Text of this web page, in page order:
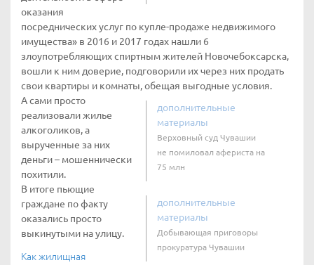
оказания
посреднических услуг по купле-продаже недвижимого
имущества» в 2016 и 2017 годах нашли 6
злоупотребляющих спиртным жителей Новочебоксарска,
вошли к ним доверие, подговорили их через них продать
свои квартиры и комнаты, обещая выгодные условия.
дополнительные
материалы
Верховный суд Чувашии
не помиловал афериста на
75 млн
А сами просто
реализовали жилье
алкоголиков, а
вырученные за них
деньги – мошеннически
похитили.
дополнительные
материалы
Добывающая приговоры
прокуратура Чувашии
В итоге пьющие
граждане по факту
оказались просто
выкинутыми на улицу.
Как жилищная